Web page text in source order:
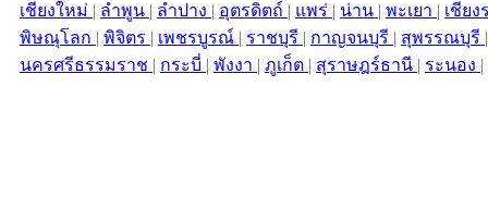
เชียงใหม่ | ลำพูน | ลำปาง | อุตรดิตถ์ | แพร่ | น่าน | พะเยา | เชีย
พิษณุโลก | พิจิตร | เพชรบูรณ์ | ราชบุรี | กาญจนบุรี | สุพรรณบุรี
นครศรีธรรมราช | กระบี่ | พังงา | ภูเก็ต | สุราษฎร์ธานี | ระนอง |